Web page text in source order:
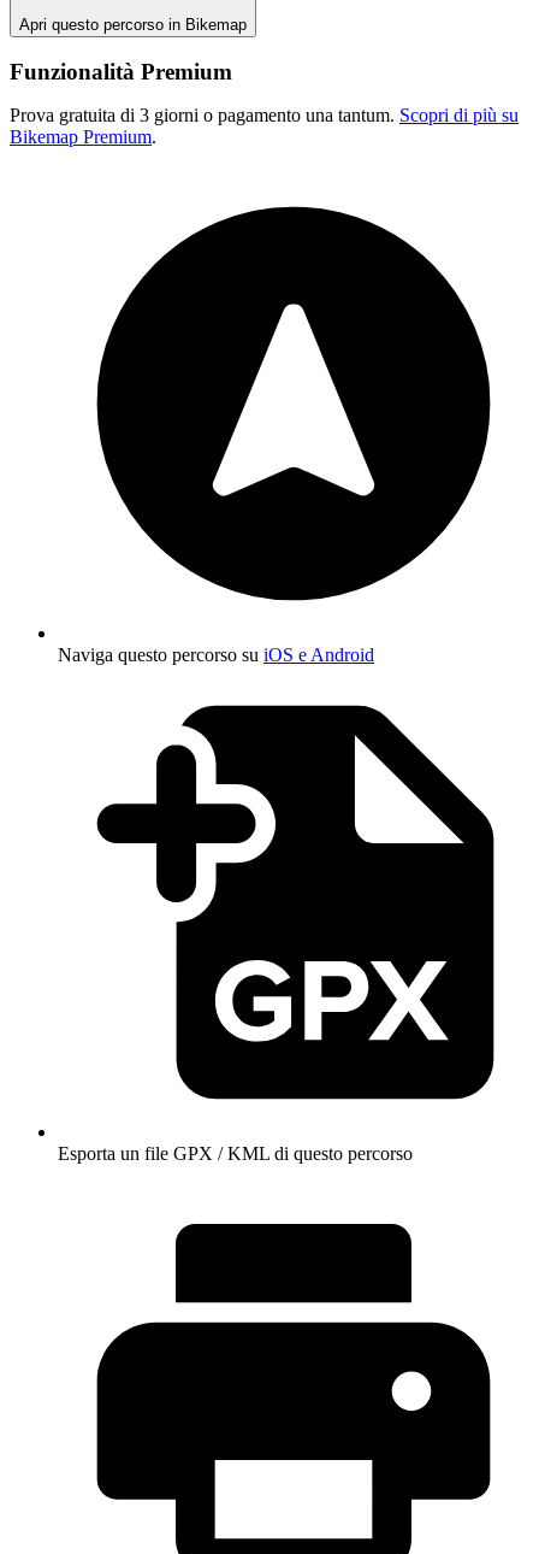
Apri questo percorso in Bikemap
Funzionalità Premium
Prova gratuita di 3 giorni o pagamento una tantum. Scopri di più su
Bikemap Premium.
Naviga questo percorso su iOS e Android
Esporta un file GPX / KML di questo percorso